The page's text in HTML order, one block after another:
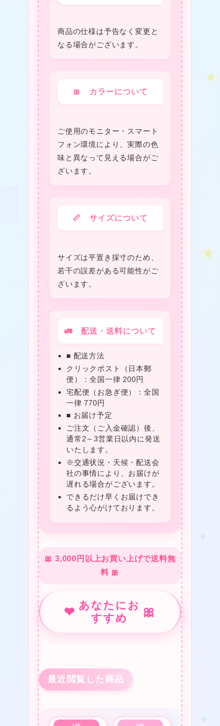
商品の仕様は予告なく変更と
なる場合がございます。
🎀 カラーについて
ご使用のモニター・スマート
フォン環境により、実際の色
味と異なって見える場合がご
ざいます。
📏 サイズについて
サイズは平置き採寸のため、
若干の誤差がある可能性がご
ざいます。
🚛 配送・送料について
■ 配送方法
クリックポスト（日本郵
便）：全国一律 200円
宅配便（お急ぎ便）：全国
一律 770円
■ お届け予定
ご注文（ご入金確認）後、
通常2～3営業日以内に発送
いたします。
※交通状況・天候・配送会
社の事情により、お届けが
遅れる場合がございます。
できるだけ早くお届けでき
るよう心がけております。
🎀 3,000円以上お買い上げで送料無
料 🎀
❤ あなたにお
すすめ
🎀
最近閲覧した商品
★
❤
❤